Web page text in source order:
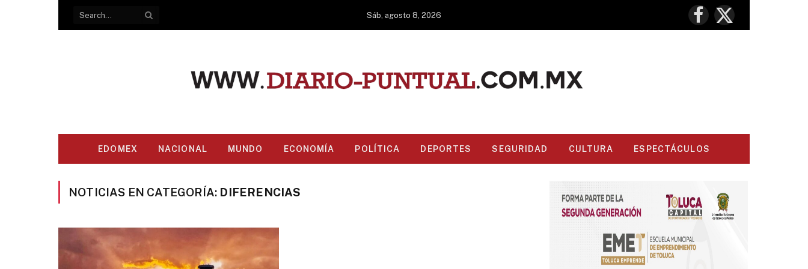
Sáb, agosto 8, 2026
Facebook
X
(Twitter)
EDOMEX NACIONAL MUNDO ECONOMÍA POLÍTICA DEPORTES SEGURIDAD CULTURA ESPECTÁCULOS
NOTICIAS EN CATEGORÍA: DIFERENCIAS